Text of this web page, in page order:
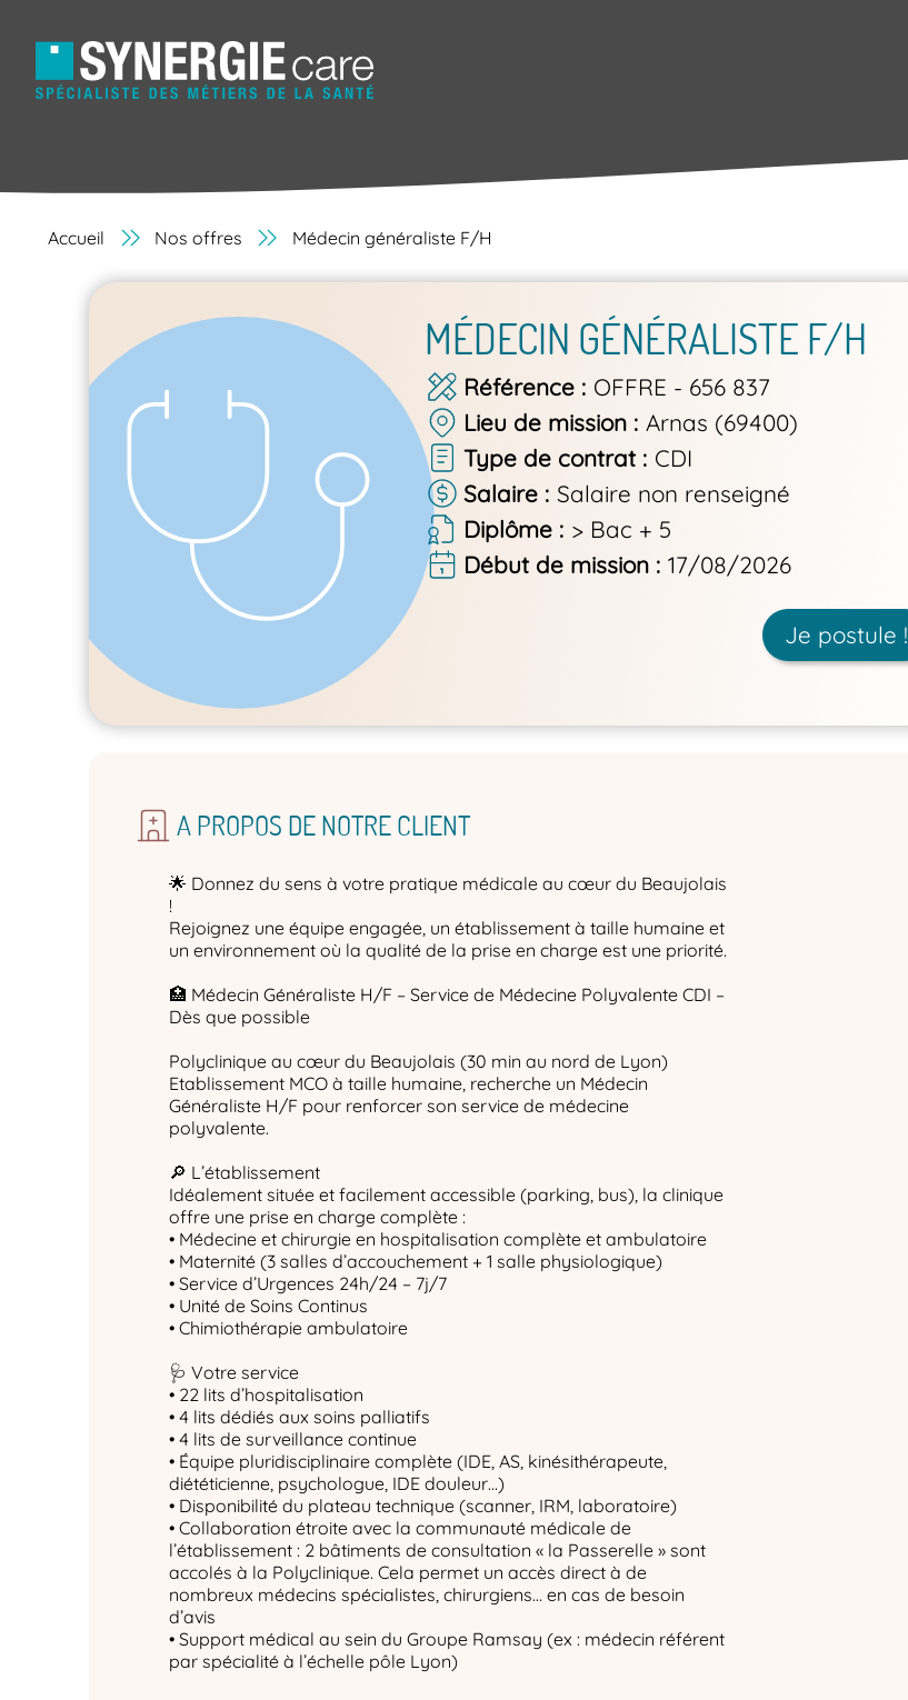
Accueil Nos offres Médecin généraliste F/H
MÉDECIN GÉNÉRALISTE F/H
Référence
OFFRE - 656 837
Lieu de mission
Arnas (69400)
Type de contrat
CDI
Salaire
Salaire non renseigné
Diplôme
> Bac + 5
Début de mission
17/08/2026
Je postule !
A PROPOS DE NOTRE CLIENT
🌟 Donnez du sens à votre pratique médicale au cœur du Beaujolais
!
Rejoignez une équipe engagée, un établissement à taille humaine et
un environnement où la qualité de la prise en charge est une priorité.
🏥 Médecin Généraliste H/F – Service de Médecine Polyvalente CDI –
Dès que possible
Polyclinique au cœur du Beaujolais (30 min au nord de Lyon)
Etablissement MCO à taille humaine, recherche un Médecin
Généraliste H/F pour renforcer son service de médecine
polyvalente.
🔎 L’établissement
Idéalement située et facilement accessible (parking, bus), la clinique
offre une prise en charge complète :
• Médecine et chirurgie en hospitalisation complète et ambulatoire
• Maternité (3 salles d’accouchement + 1 salle physiologique)
• Service d’Urgences 24h/24 – 7j/7
• Unité de Soins Continus
• Chimiothérapie ambulatoire
🩺 Votre service
• 22 lits d’hospitalisation
• 4 lits dédiés aux soins palliatifs
• 4 lits de surveillance continue
• Équipe pluridisciplinaire complète (IDE, AS, kinésithérapeute,
diététicienne, psychologue, IDE douleur…)
• Disponibilité du plateau technique (scanner, IRM, laboratoire)
• Collaboration étroite avec la communauté médicale de
l’établissement : 2 bâtiments de consultation « la Passerelle » sont
accolés à la Polyclinique. Cela permet un accès direct à de
nombreux médecins spécialistes, chirurgiens… en cas de besoin
d’avis
• Support médical au sein du Groupe Ramsay (ex : médecin référent
par spécialité à l’échelle pôle Lyon)